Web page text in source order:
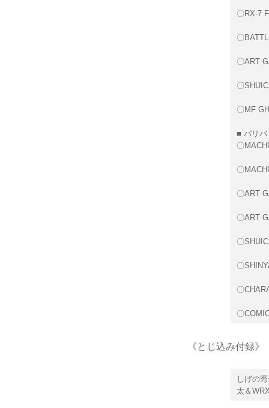
〇RX-7
〇
〇ART
〇
〇MF
■ バリバ
〇
〇
〇ART
〇ART
〇
〇
〇
〇
《とじ込み付録》
しげの
太＆